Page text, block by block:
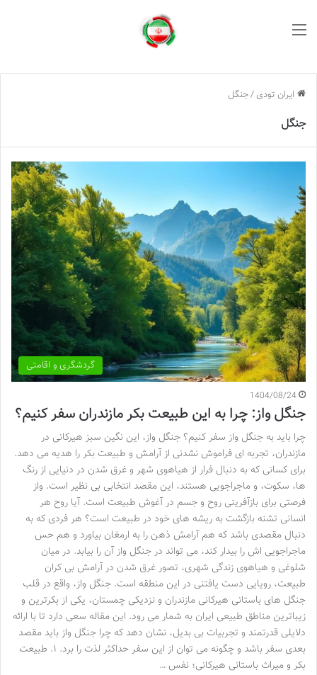
ایران تودی /جنگل
جنگل
گردشگری و اقامتی
1404/08/24
جنگل واز: چرا به این طبیعت بکر مازندران سفر کنیم؟
چرا باید به جنگل واز سفر کنیم؟ جنگل واز، این نگین سبز هیرکانی در
مازندران، تجربه ای فراموش نشدنی از آرامش و طبیعت بکر را هدیه می دهد.
برای کسانی که به دنبال فرار از هیاهوی شهر و غرق شدن در دنیایی از رنگ
ها، سکوت، و ماجراجویی هستند، این مقصد انتخابی بی نظیر است. واز
فرصتی برای بازآفرینی روح و جسم در آغوش طبیعت است. آیا روح هر
انسانی تشنه بازگشت به ریشه های خود در طبیعت است؟ هر فردی که به
دنبال مقصدی باشد که هم آرامش ذهن را به ارمغان بیاورد و هم حس
ماجراجویی اش را بیدار کند، می تواند در جنگل واز آن را بیابد. در میان
شلوغی و هیاهوی زندگی شهری، تصور غرق شدن در آرامش بی کران
طبیعت، رویایی دست یافتنی در این منطقه است. جنگل واز، واقع در قلب
جنگل های باستانی هیرکانی مازندران و نزدیکی چمستان، یکی از بکرترین و
زیباترین مناطق طبیعی ایران به شمار می رود. این مقاله سعی دارد تا با ارائه
دلایلی قدرتمند و تجربیات بی بدیل، نشان دهد که چرا جنگل واز باید مقصد
بعدی سفر باشد و چگونه می توان از این سفر حداکثر لذت را برد. ۱. طبیعت
بکر و میراث باستانی هیرکانی؛ نفس …